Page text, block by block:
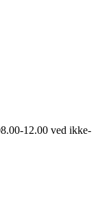
12.00 ved ikke-